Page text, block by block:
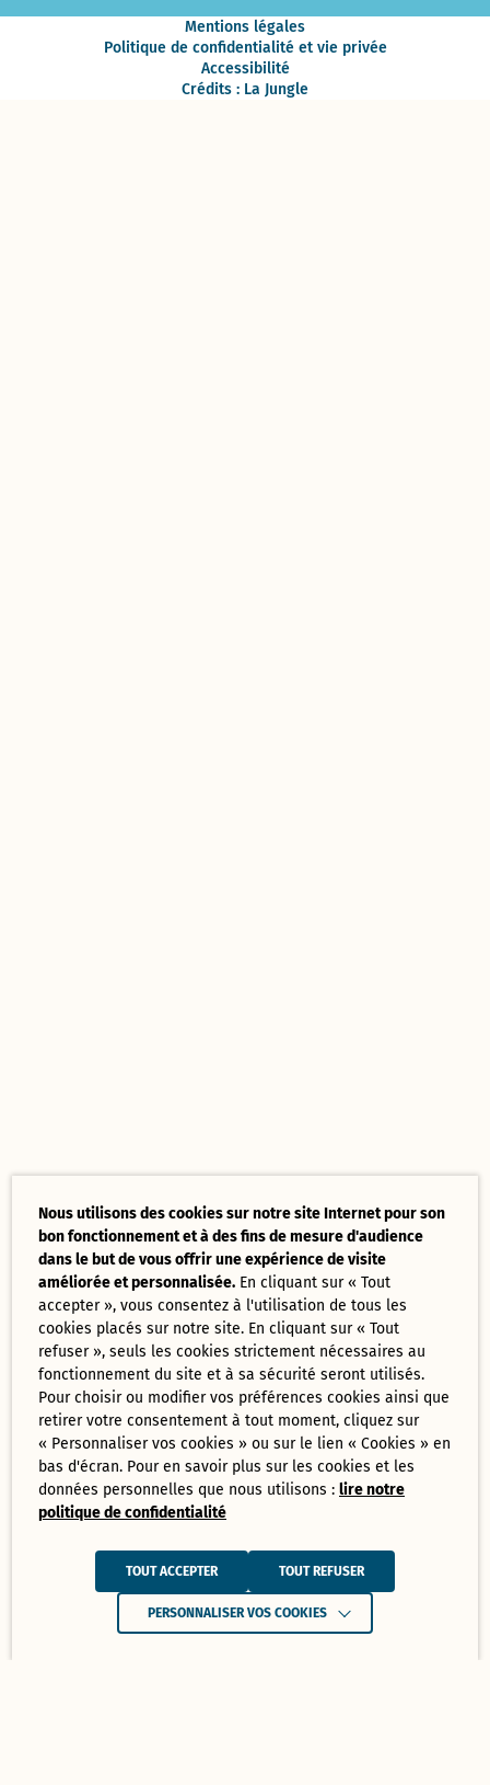
Mentions légales
Politique de confidentialité et vie privée
Accessibilité
Crédits : La Jungle
Nous utilisons des cookies sur notre site Internet pour son
bon fonctionnement et à des fins de mesure d'audience
dans le but de vous offrir une expérience de visite
améliorée et personnalisée. En cliquant sur « Tout
accepter », vous consentez à l'utilisation de tous les
cookies placés sur notre site. En cliquant sur « Tout
refuser », seuls les cookies strictement nécessaires au
fonctionnement du site et à sa sécurité seront utilisés.
Pour choisir ou modifier vos préférences cookies ainsi que
retirer votre consentement à tout moment, cliquez sur
« Personnaliser vos cookies » ou sur le lien « Cookies » en
bas d'écran. Pour en savoir plus sur les cookies et les
données personnelles que nous utilisons :lire notre
politique de confidentialité
TOUT ACCEPTER TOUT REFUSER
PERSONNALISER VOS COOKIES